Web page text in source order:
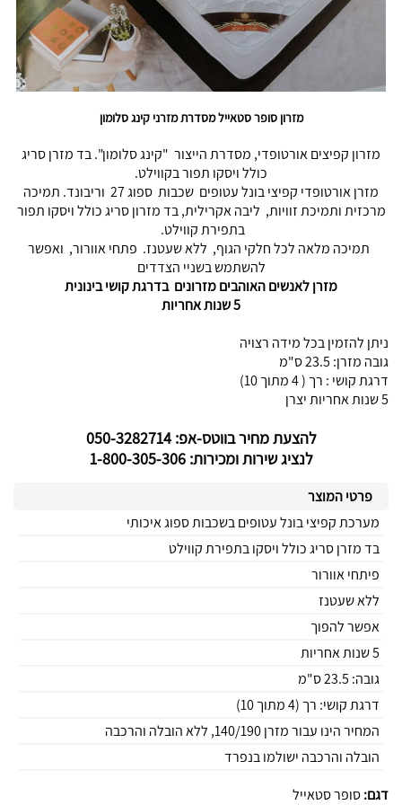
מזרון סופר סטאייל מסדרת מזרני קינג סלומון
מזרון קפיצים אורטופדי, מסדרת הייצור "קינג סלומון". בד מזרן סריג
כולל ויסקו תפור בקווילט.
מזרן אורטופדי קפיצי בונל עטופים שכבות ספוג 27 וריבונד. תמיכה
מרכזית ותמיכת זוויות, ליבה אקרילית, בד מזרון סריג כולל ויסקו תפור
בתפירת קווילט.
תמיכה מלאה לכל חלקי הגוף, ללא שעטנז. פתחי אוורור, ואפשר
להשתמש בשניי הצדדים
מזרן לאנשים האוהבים מזרונים בדרגת קושי בינונית
5 שנות אחריות
ניתן להזמין בכל מידה רצויה
גובה מזרן: 23.5 ס"מ
דרגת קושי : רך ( 4 מתוך 10)
5 שנות אחריות יצרן
להצעת מחיר בווטס-אפ: 050-3282714
לנציג שירות ומכירות: 1-800-305-306
פרטי המוצר
מערכת קפיצי בונל עטופים בשכבות ספוג איכותי
בד מזרן סריג כולל ויסקו בתפירת קווילט
פיתחי אוורור
ללא שעטנז
אפשר להפוך
5 שנות אחריות
גובה: 23.5 ס"מ
דרגת קושי: רך (4 מתוך 10)
המחיר הינו עבור מזרן 140/190, ללא הובלה והרכבה
הובלה והרכבה ישולמו בנפרד
דגם:סופר סטאייל